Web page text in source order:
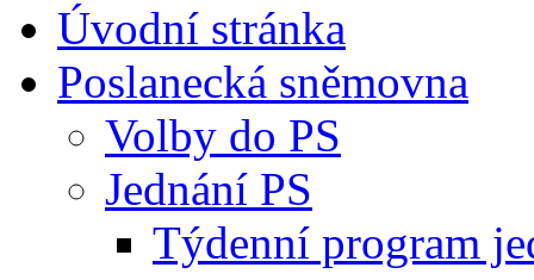
Úvodní stránka
Poslanecká sněmovna
Volby do PS
Jednání PS
Týdenní program